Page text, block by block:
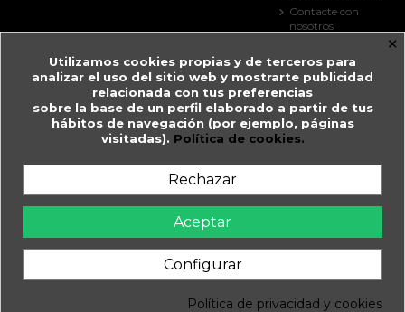
Contacte con
nosotros
Tiendas
Farmacia Guitart
Prat de la Creu, 59
Andorra
+376 825 033
farmaciaguitart@andorra.ad
Farmàcia Guitart en Andorra la Vella.
×
Utilizamos cookies propias y de terceros para
analizar el uso del sitio web y mostrarte publicidad
relacionada con tus preferencias
sobre la base de un perfil elaborado a partir de tus
hábitos de navegación (por ejemplo, páginas
visitadas). Política de cookies.
Rechazar
Aceptar
Configurar
Política de privacidad y cookies